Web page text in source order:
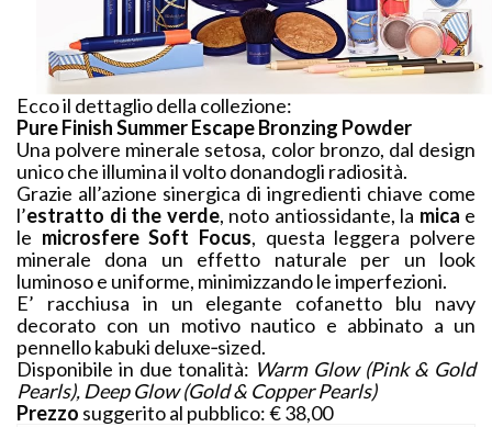
Ecco il dettaglio della collezione:
Pure Finish Summer Escape Bronzing Powder
Una polvere minerale setosa, color bronzo, dal design
unico che illumina il volto donandogli radiosità.
Grazie all’azione sinergica di ingredienti chiave come
l’estratto di the verde, noto antiossidante, la mica e
le microsfere Soft Focus, questa leggera polvere
minerale dona un effetto naturale per un look
luminoso e uniforme, minimizzando le imperfezioni.
E’ racchiusa in un elegante cofanetto blu navy
decorato con un motivo nautico e abbinato a un
pennello kabuki deluxe‐sized.
Disponibile in due tonalità: Warm Glow (Pink & Gold
Pearls), Deep Glow (Gold & Copper Pearls)
Prezzo suggerito al pubblico: € 38,00